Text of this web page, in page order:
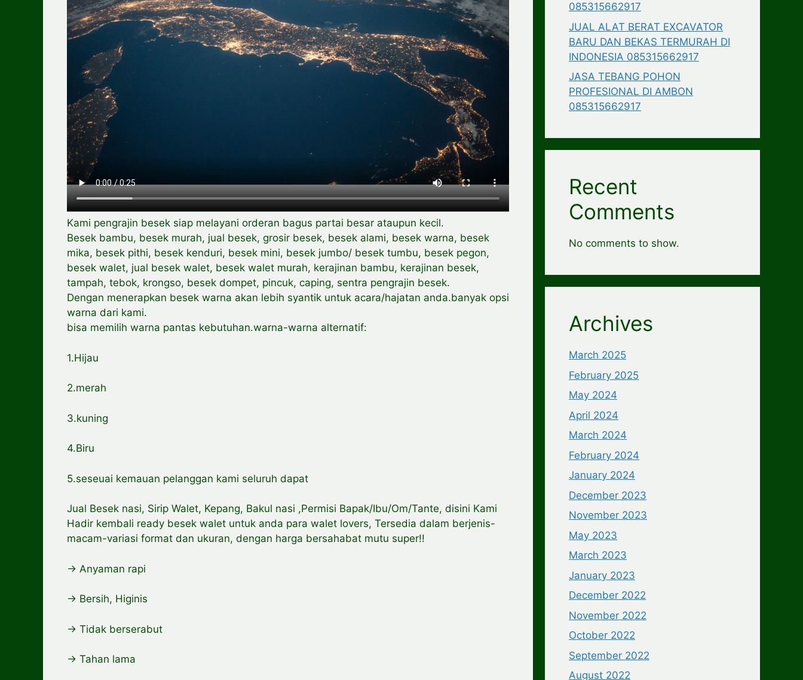
Kami pengrajin besek siap melayani orderan bagus partai besar ataupun kecil.
Besek bambu, besek murah, jual besek, grosir besek, besek alami, besek warna, besek
mika, besek pithi, besek kenduri, besek mini, besek jumbo/ besek tumbu, besek pegon,
besek walet, jual besek walet, besek walet murah, kerajinan bambu, kerajinan besek,
tampah, tebok, krongso, besek dompet, pincuk, caping, sentra pengrajin besek.
Dengan menerapkan besek warna akan lebih syantik untuk acara/hajatan anda.banyak opsi
warna dari kami.
bisa memilih warna pantas kebutuhan.warna-warna alternatif:
1.Hijau
2.merah
3.kuning
4.Biru
5.seseuai kemauan pelanggan kami seluruh dapat
Jual Besek nasi, Sirip Walet, Kepang, Bakul nasi ,Permisi Bapak/Ibu/Om/Tante, disini Kami
Hadir kembali ready besek walet untuk anda para walet lovers, Tersedia dalam berjenis-
macam-variasi format dan ukuran, dengan harga bersahabat mutu super!!
-> Anyaman rapi
-> Bersih, Higinis
-> Tidak berserabut
-> Tahan lama
085315662917
JUAL ALAT BERAT EXCAVATOR
BARU DAN BEKAS TERMURAH DI
INDONESIA 085315662917
JASA TEBANG POHON
PROFESIONAL DI AMBON
085315662917
Recent
Comments
No comments to show.
Archives
March 2025
February 2025
May 2024
April 2024
March 2024
February 2024
January 2024
December 2023
November 2023
May 2023
March 2023
January 2023
December 2022
November 2022
October 2022
September 2022
August 2022